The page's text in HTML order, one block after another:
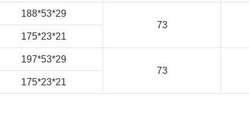
188*53*29
73
175*23*21
197*53*29
73
175*23*21